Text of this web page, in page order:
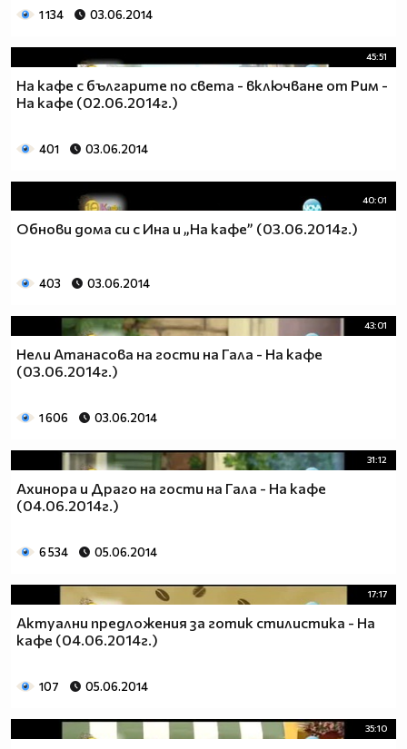
1 134 03.06.2014
45:51
На кафе с българите по света - включване от Рим -
На кафе (02.06.2014г.)
401 03.06.2014
40:01
Обнови дома си с Ина и „На кафе” (03.06.2014г.)
403 03.06.2014
43:01
Нели Атанасова на гости на Гала - На кафе
(03.06.2014г.)
1 606 03.06.2014
31:12
Ахинора и Драго на гости на Гала - На кафе
(04.06.2014г.)
6 534 05.06.2014
17:17
Актуални предложения за готик стилистика - На
кафе (04.06.2014г.)
107 05.06.2014
35:10